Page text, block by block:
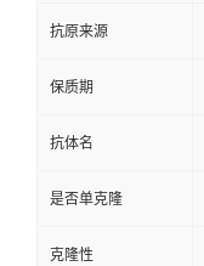
抗原来源
保质期
抗体名
是否单克隆
克隆性